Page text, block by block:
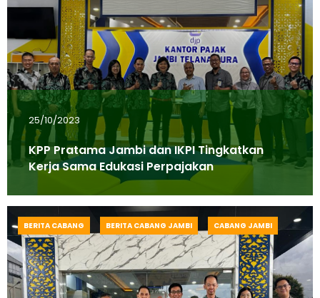
25/10/2023
KPP Pratama Jambi dan IKPI Tingkatkan
Kerja Sama Edukasi Perpajakan
BERITA CABANG BERITA CABANG JAMBI CABANG JAMBI